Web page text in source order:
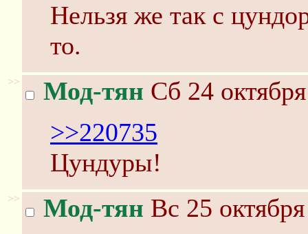
Нельзя же так с
то.
>> Мод-тян Сб 24
>>220735
Цундуры!
>> Мод-тян Вс 25